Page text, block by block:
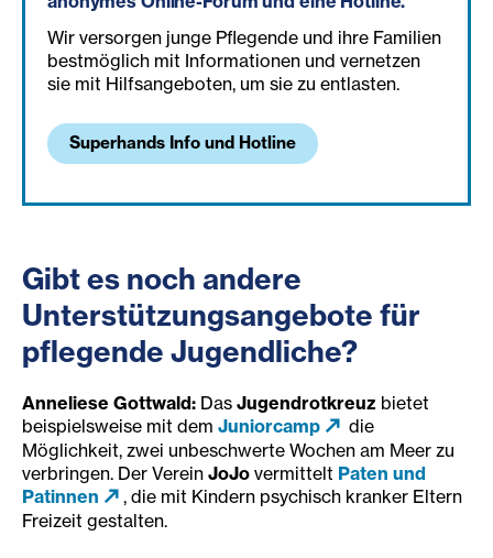
Wir versorgen junge Pflegende und ihre Familien
bestmöglich mit Informationen und vernetzen
sie mit Hilfsangeboten, um sie zu entlasten.
Superhands Info und Hotline
Gibt es noch andere
Unterstützungsangebote für
pflegende Jugendliche?
Anneliese Gottwald: Das Jugendrotkreuz bietet
beispielsweise mit dem Juniorcamp
die
Möglichkeit, zwei unbeschwerte Wochen am Meer zu
verbringen. Der Verein JoJo vermittelt Paten und
Patinnen
, die mit Kindern psychisch kranker Eltern
Freizeit gestalten.